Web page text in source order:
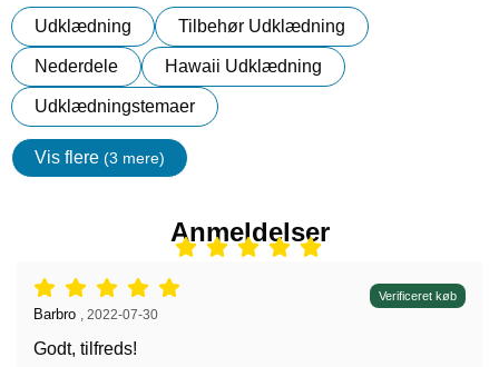
Udklædning Tilbehør Udklædning
Nederdele Hawaii Udklædning
Udklædningstemaer
Vis flere (3 mere)
Egenskaper
Anmeldelser
Anmeldelser: 5 stjerne af 5, Verificeret køb
Anmeldelser af:
Barbro 2022-07-30
Godt, tilfreds!